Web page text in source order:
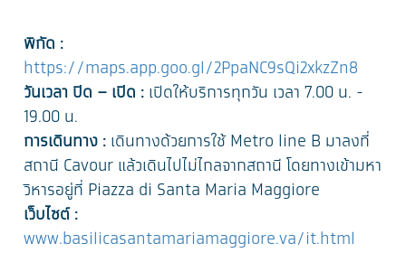
พิกัด :
https://maps.app.goo.gl/2PpaNC9sQi2xkzZn8
วันเวลา ปิด – เปิด : เปิดให้บริการทุกวัน เวลา 7.00 น. -
19.00 น.
การเดินทาง : เดินทางด้วยการใช้ Metro line B มาลงที่
สถานี Cavour แล้วเดินไปไม่ไกลจากสถานี โดยทางเข้ามหา
วิหารอยู่ที่ Piazza di Santa Maria Maggiore
เว็บไซต์ :
www.basilicasantamariamaggiore.va/it.html